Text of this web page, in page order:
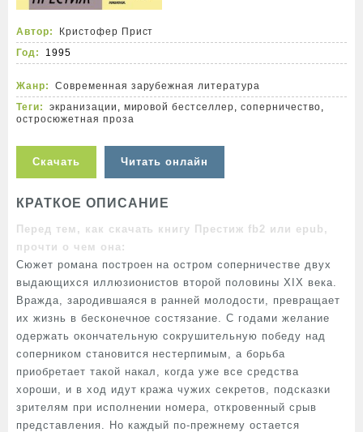
Автор:
Кристофер Прист
Год:
1995
Жанр:
Современная зарубежная литература
Теги:
экранизации , мировой бестселлер,соперничество,
остросюжетная проза
Скачать Читать онлайн
КРАТКОЕ ОПИСАНИЕ
Перед тем, как скачать книгу Престиж fb2 или epub,
прочти о чем она:
Сюжет романа построен на остром соперничестве двух
выдающихся иллюзионистов второй половины ХIХ века.
Вражда, зародившаяся в ранней молодости, превращает
их жизнь в бесконечное состязание. С годами желание
одержать окончательную сокрушительную победу над
соперником становится нестерпимым, а борьба
приобретает такой накал, когда уже все средства
хороши, и в ход идут кража чужих секретов, подсказки
зрителям при исполнении номера, откровенный срыв
представления. Но каждый по-прежнему остается